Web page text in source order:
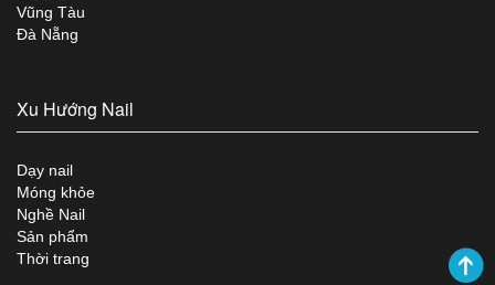
Vũng Tàu
Đà Nẵng
Xu Hướng Nail
Dạy nail
Móng khỏe
Nghề Nail
Sản phẩm
Thời trang